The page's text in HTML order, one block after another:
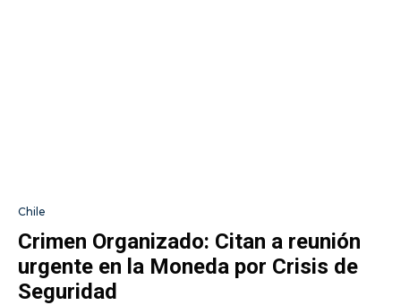
Chile
Crimen Organizado: Citan a reunión
urgente en la Moneda por Crisis de
Seguridad